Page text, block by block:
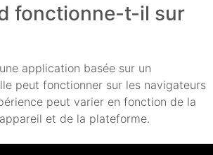
fonctionne-t-il sur
application basée sur un
peut fonctionner sur les navigateurs
peut varier en fonction de la
et de la plateforme.